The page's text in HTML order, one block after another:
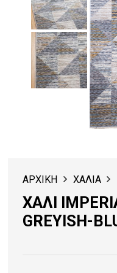
ΑΡΧΙΚΗ ΧΑΛΙΑ
ΧΑΛΙ
GREYISH-